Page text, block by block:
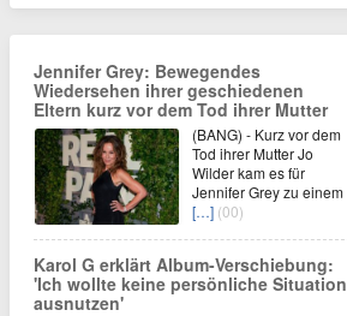
Jennifer Grey: Bewegendes
Wiedersehen ihrer geschiedenen
Eltern kurz vor dem Tod ihrer Mutter
(BANG) - Kurz vor dem
Tod ihrer Mutter Jo
Wilder kam es für
Jennifer Grey zu einem
[…] (00)
Karol G erklärt Album-Verschiebung:
'Ich wollte keine persönliche Situation
ausnutzen'